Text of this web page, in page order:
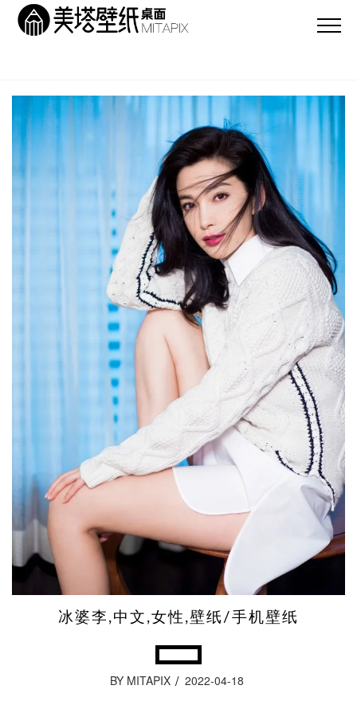
冰婆李,中文,女性,壁纸/手机壁纸
BY MITAPIX 2022-04-18